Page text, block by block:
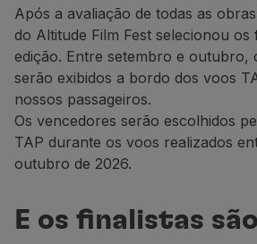
TAP Miles&Go
Programa TAP Miles&Go
Conhecer o Programa
Acumular milhas
Utilizar milhas
Parceiros
Club TAP Miles&Go
Promoções e Ofertas
Pedidos e reclamações
Após a avaliação de todas as
do Altitude Film Fest selecionou os
edição. Entre setembro e outubro,
serão exibidos a bordo dos voos
nossos passageiros.
Os vencedores serão escolhidos
TAP durante os voos realizados
outubro de 2026.
E os finalistas